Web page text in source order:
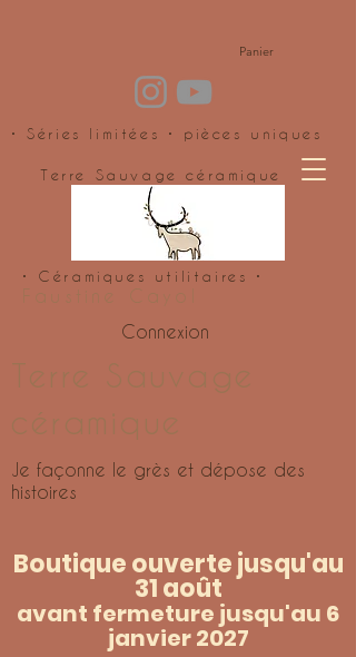
Panier
• Céramiques utilitaires •
Terre Sauvage
céramique
Faustine Cayol
Connexion
Terre Sauvage céramique
Je façonne le grès et dépose des
histoires
• Séries limitées • pièces uniques
Boutique ouverte jusqu'au
31 août
avant fermeture jusqu'au 6
janvier 2027